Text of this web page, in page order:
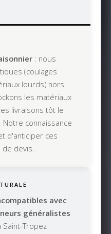
: nous
(coulages
lourds) hors
les matériaux
livraisons tôt le
connaissance
d'anticiper ces
de devis.
avec
généralistes
Tropez